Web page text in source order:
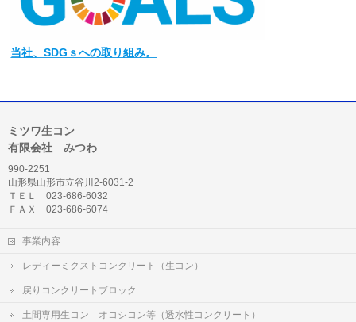
当社、SDGｓへの取り組み。
ミツワ生コン
有限会社 みつわ
990-2251
山形県山形市立谷川2-6031-2
ＴＥＬ 023-686-6032
ＦＡＸ 023-686-6074
事業内容
レディーミクストコンクリート（生コン）
戻りコンクリートブロック
土間専用生コン オコシコン等（透水性コンクリート）